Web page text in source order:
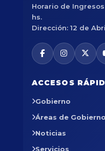
Horario de Ingresos
hs.
Dirección: 12 de
ACCESOS
Gobierno
Áreas de Gobierno
Noticias
Servicios